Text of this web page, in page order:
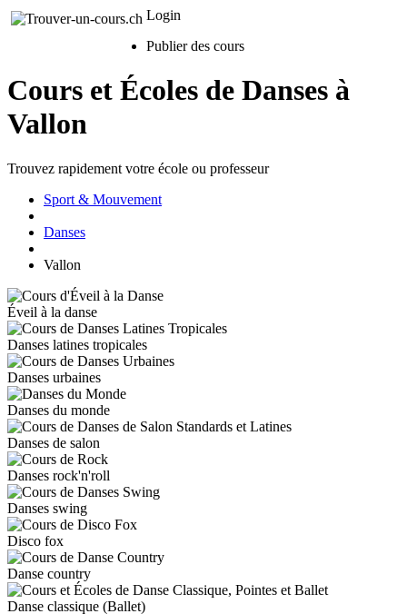
Login
Publier des cours
Cours et Écoles de Danses à
Vallon
Trouvez rapidement votre école ou professeur
Sport & Mouvement
Danses
Vallon
Éveil à la danse
Danses latines tropicales
Danses urbaines
Danses du monde
Danses de salon
Danses rock'n'roll
Danses swing
Disco fox
Danse country
Danse classique (Ballet)